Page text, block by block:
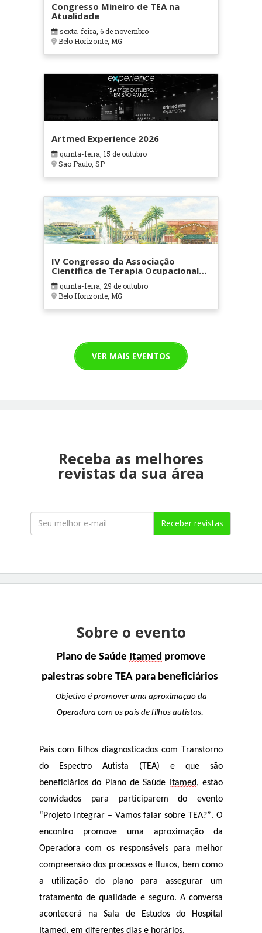
Congresso Mineiro de TEA na
Atualidade
sexta-feira, 6 de novembro
Belo Horizonte, MG
Artmed Experience 2026
quinta-feira, 15 de outubro
Sao Paulo, SP
IV Congresso da Associação
Científica de Terapia Ocupacional
em Contextos Hospitalares e
Cuidados Paliativos - ATOHOSP
quinta-feira, 29 de outubro
Belo Horizonte, MG
VER MAIS EVENTOS
Receba as melhores
revistas da sua área
Receber revistas
Sobre o evento
Plano de Saúde Itamed promove
palestras sobre TEA para beneficiários
Objetivo é promover uma aproximação da
Operadora com os pais de filhos autistas.
Pais com filhos diagnosticados com Transtorno
do Espectro Autista (TEA) e que são
beneficiários do Plano de Saúde
Itamed, estão
convidados para participarem do evento
“Projeto Integrar – Vamos falar sobre TEA?”. O
encontro promove uma aproximação da
Operadora com os responsáveis para melhor
compreensão dos processos e fluxos, bem como
a utilização do plano para assegurar um
tratamento de qualidade e seguro. A conversa
acontecerá na Sala de Estudos do Hospital
Itamed, em diferentes dias e horários.